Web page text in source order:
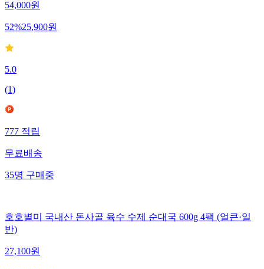
54,000원
52%25,900원
5.0
(1)
777적립
무료배송
35명구매중
호호별미 국내산 돈사골 육수 수제 순대국 600g 4팩 (얼큰·일
반)
27,100원